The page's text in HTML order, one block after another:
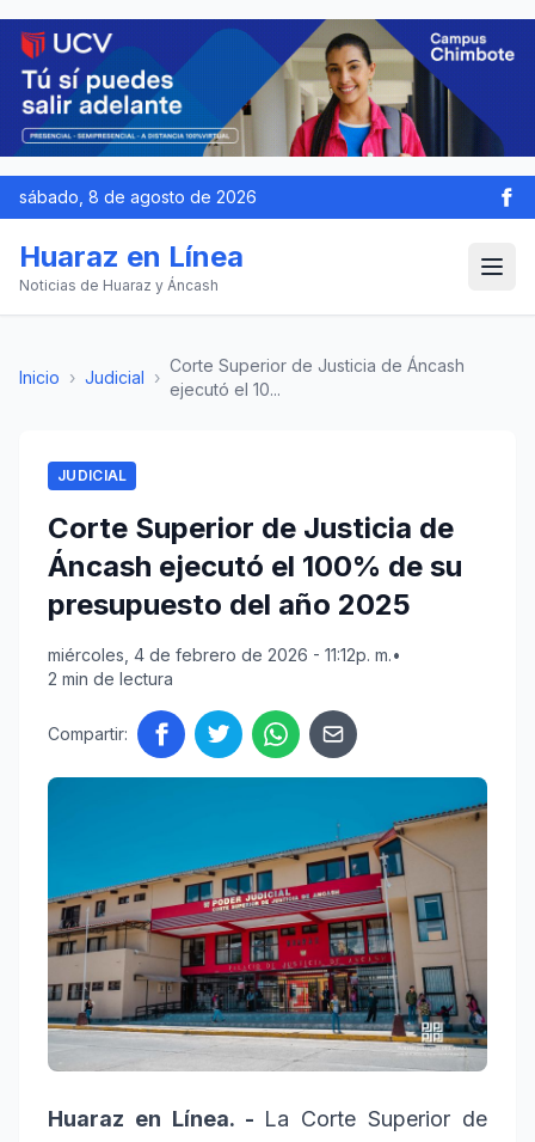
sábado, 8 de agosto de 2026
Huaraz en Línea
Noticias de Huaraz y Áncash
Inicio › Judicial ›
Corte Superior de Justicia de Áncash
ejecutó el 10...
JUDICIAL
Corte Superior de Justicia de
Áncash ejecutó el 100% de su
presupuesto del año 2025
miércoles, 4 de febrero de 2026 - 11:12p. m.•
2 min de lectura
Compartir:
Huaraz en Línea. - La Corte Superior de